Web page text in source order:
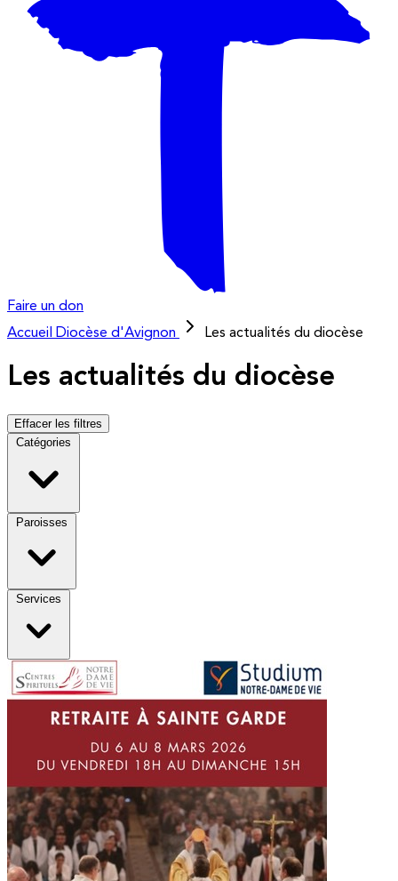
Faire un don
Accueil
Diocèse d'Avignon Les actualités du diocèse
Les actualités du diocèse
Effacer les filtres
Catégories
Paroisses
Services